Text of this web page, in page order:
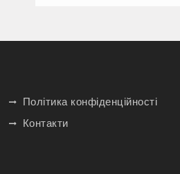
Політика конфіденційності
Контакти